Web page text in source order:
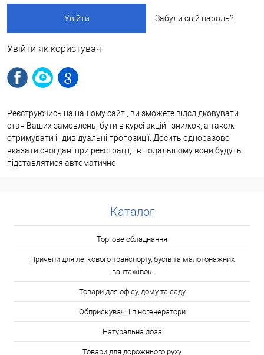
Забули свій пароль?
Увійти як користувач
Реєструючись на нашому сайті, ви зможете відслідковувати
стан Ваших замовлень, бути в курсі акцій і знижок, а також
отримувати індивідуальні пропозиції. Досить одноразово
вказати свої дані при реєстрації, і в подальшому вони будуть
підставлятися автоматично.
Каталог
Торгове обладнання
Причепи для легкового транспорту, бусів та малотонажних
вантажівок
Товари для офісу, дому та саду
Обприскувачі і піногенератори
Натуральна лоза
Товари для дорожнього руху